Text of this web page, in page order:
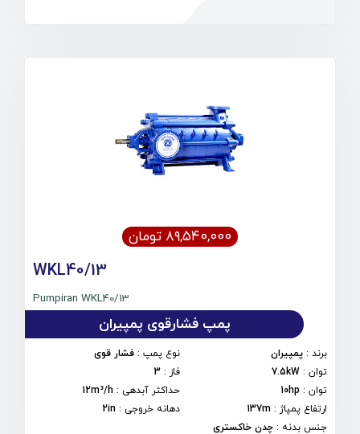
۸۹,۵۴۰,۰۰۰ تومان
WKL40/13
Pumpiran WKL40/13
پمپ فشارقوی پمپیران
برند : پمپیران نوع پمپ: فشار قوی
توان :
7.5kW فاز :
3
توان :
10hp حداکثر آبدهی :
12m³/h
ارتفاع پمپاژ :
137m دهانه خروجی :
2in
جنس بدنه : چدن خاکستری